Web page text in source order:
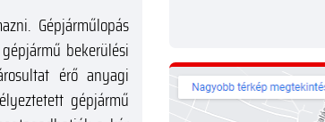
Gépjárműlopás
bekerülési
érő anyagi
gépjármű